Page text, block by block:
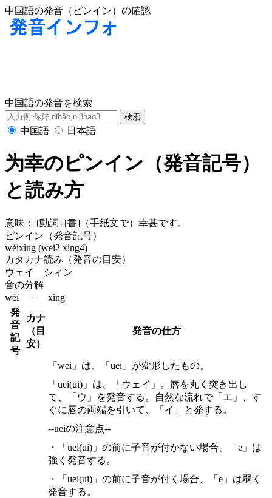
中国語の発音（ピンイン）の確認
中国語の発音を検索
中国語 日本語
为幸のピンイン（発音記号）
と読み方
意味：
[動詞] [書]（手紙文で）幸甚です。
ピンイン（発音記号）
wéixìng (wei2 xing4)
カタカナ読み（発音の目安）
ウェイ シィン
音の分解
wéi － xìng
発
音
記
号
カナ
（目
安）
発音の仕方
「wei」は、「uei」が変形したもの。
「uei(ui)」は、「ウェイ」。唇を丸く突き出し
て、「ウ」を発音する。自然な流れで「エ」、す
ぐに唇の両端を引いて、「イ」と発する。
--ueiの注意点--
・「uei(ui)」の前に子音が付かない場合、「e」は
強く発音する。
・「uei(ui)」の前に子音が付く場合、「e」は弱く
発音する。